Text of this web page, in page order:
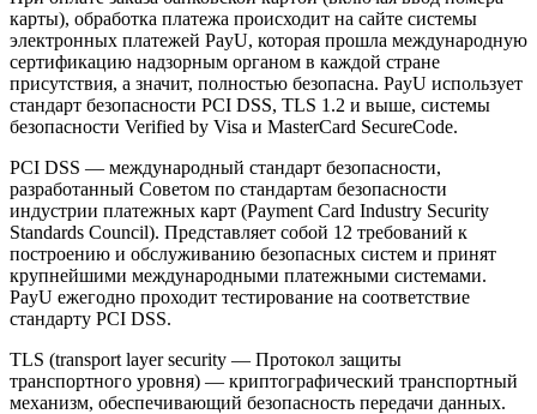
карты), обработка платежа происходит на сайте системы
электронных платежей PayU, которая прошла международную
сертификацию надзорным органом в каждой стране
присутствия, а значит, полностью безопасна. PayU использует
стандарт безопасности PCI DSS, TLS 1.2 и выше, системы
безопасности Verified by Visa и MasterCard SecureCode.
PCI DSS — международный стандарт безопасности,
разработанный Советом по стандартам безопасности
индустрии платежных карт (Payment Card Industry Security
Standards Council). Представляет собой 12 требований к
построению и обслуживанию безопасных систем и принят
крупнейшими международными платежными системами.
PayU ежегодно проходит тестирование на соответствие
стандарту PCI DSS.
TLS (transport layer security — Протокол защиты
транспортного уровня) — криптографический транспортный
механизм, обеспечивающий безопасность передачи данных.